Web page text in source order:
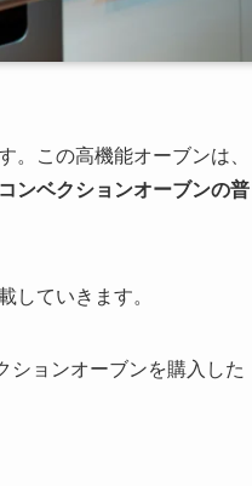
。この高機能オーブンは、
ンベクションオーブンの普
していきます。
ションオーブンを購入した